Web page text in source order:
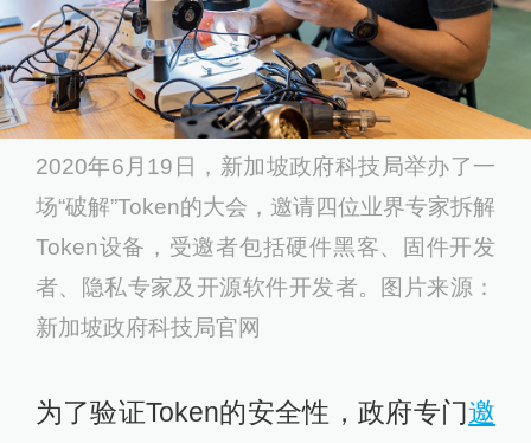
2020年6月19日，新加坡政府科技局举办了一
场“破解”Token的大会，邀请四位业界专家拆解
Token设备，受邀者包括硬件黑客、固件开发
者、隐私专家及开源软件开发者。图片来源：
新加坡政府科技局官网
为了验证Token的安全性，政府专门邀